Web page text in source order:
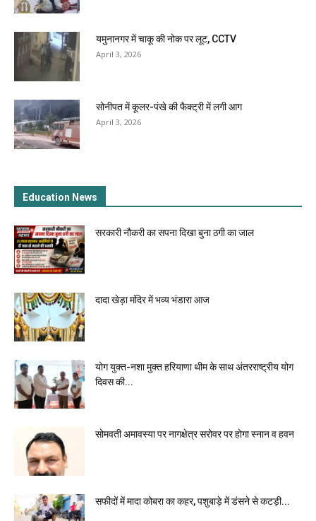
यमुनानगर में चाकू की नोक पर लूट, CCTV
April 3, 2026
सोनीपत में कूलर-पंखे की फैक्ट्री में लगी आग
April 3, 2026
Education News
सरकारी नौकरी का सपना दिखा बुना ठगी का जाल
दादा खेड़ा मंदिर में भव्य भंडारा आज
योग युक्त-नशा मुक्त हरियाणा थीम के साथ अंतरराष्ट्रीय योग
दिवस की...
सोमवती अमावस्या पर नागक्षेत्र सरोवर पर होगा स्नान व हवन
सफीदों में मादा कोबरा का कहर, पशुबाड़े में डंसने से कटड़ी...